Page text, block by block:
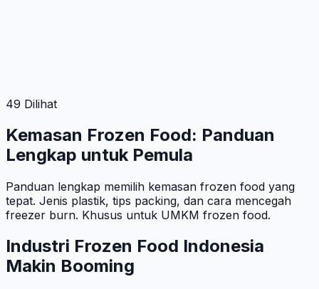
49 Dilihat
Kemasan Frozen Food: Panduan
Lengkap untuk Pemula
Panduan lengkap memilih kemasan frozen food yang
tepat. Jenis plastik, tips packing, dan cara mencegah
freezer burn. Khusus untuk UMKM frozen food.
Industri Frozen Food Indonesia
Makin Booming